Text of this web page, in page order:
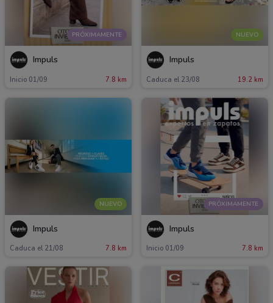
PRÓXIMAMENTE
Impuls
Inicio 01/09 7.8 km
NUEVO
Impuls
Caduca el 23/08 19.2 km
NUEVO
Impuls
Caduca el 21/08 7.8 km
PRÓXIMAMENTE
Impuls
Inicio 01/09 7.8 km